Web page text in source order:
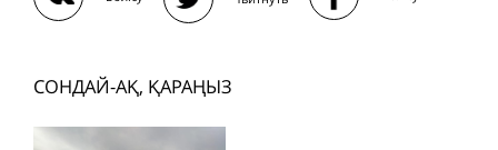
СОНДАЙ-АҚ, ҚАРАҢЫЗ